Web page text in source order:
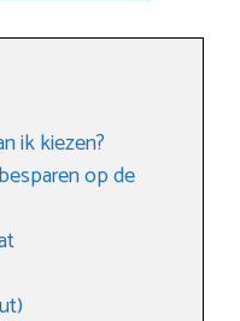
ik kiezen?
op de